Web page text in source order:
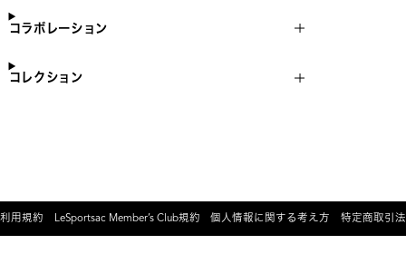
コラボレーション
コレクション
利用規約 LeSportsac Member’s Club規約 個人情報に関する考え方 特定商取引